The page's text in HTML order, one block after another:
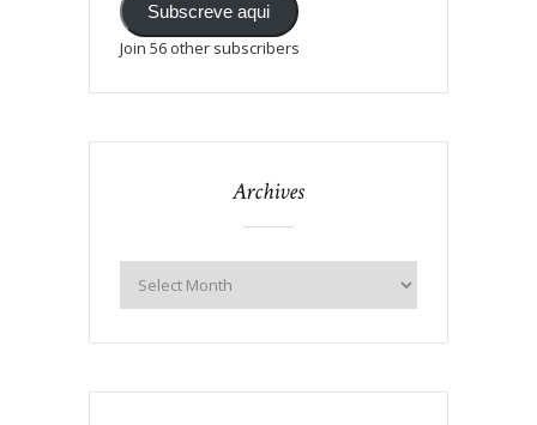
Subscreve aqui
Join 56 other subscribers
Archives